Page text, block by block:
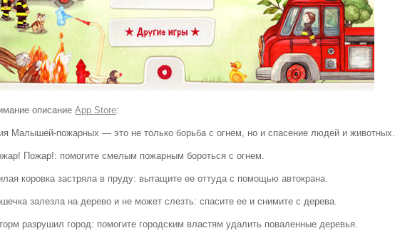
описание App Store:
Малышей-пожарных — это не только борьба с огнем, но и спасение людей и животных.
Пожар!: помогите смелым пожарным бороться с огнем.
коровка застряла в пруду: вытащите ее оттуда с помощью автокрана.
залезла на дерево и не может слезть: спасите ее и снимите с дерева.
разрушил город: помогите городским властям удалить поваленные деревья.